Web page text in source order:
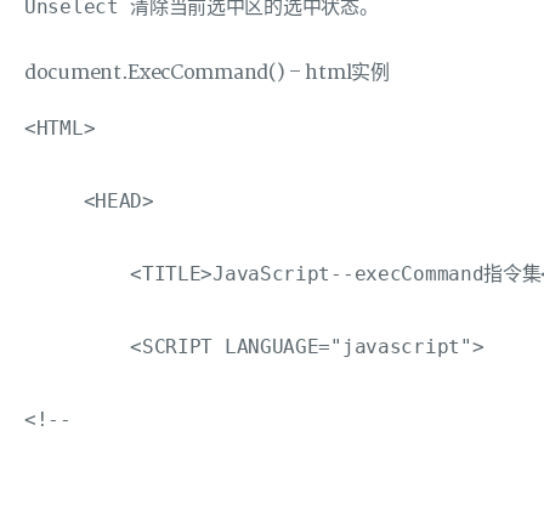
document.ExecCommand() – html实例
<HTML>
     <HEAD>
<TITLE>JavaScript--execCommand指令
         <SCRIPT LANGUAGE="javascript">
<!--